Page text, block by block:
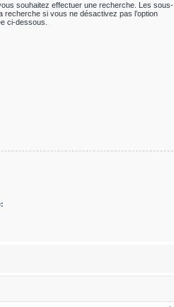
souhaitez effectuer une recherche. Les sous-
si vous ne désactivez pas l’option
ci-dessous.